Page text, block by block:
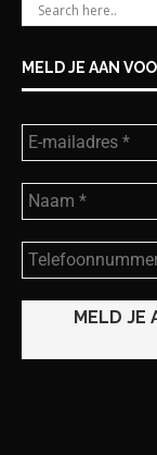
MELD JE AAN